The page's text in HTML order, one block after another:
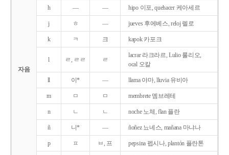
자음
h ― ― hipo 이포, quehacer 케아세르
j ㅎ ― jueves 후에베스, reloj 렐로
k ㅋ 크 kapok 카포크
l ㄹ, ㄹㄹ ㄹ
lacrar 라크라르, Lulio 룰리오,
ocal 오칼
ll 이* ― llama 야마, lluvia 유비아
m ㅁ ㅁ membrete 멤브레테
n ㄴ ㄴ noche 노체, flan 플란
ñ 니* ― ñoñez 뇨녜스, mañana 마냐나
p ㅍ ㅂ, 프 pepsina 펩시나, plantón 플란톤